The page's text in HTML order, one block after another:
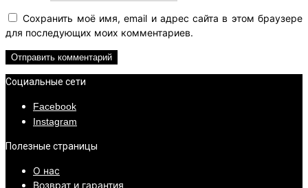
Сохранить моё имя, email и адрес сайта в этом браузере
для последующих моих комментариев.
Социальные сети
Facebook
Instagram
Полезные страницы
О нас
Возврат и гарантия